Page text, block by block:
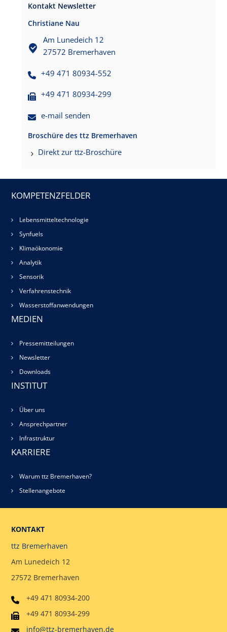
Kontakt Newsletter
Christiane Nau
Am Lunedeich 12
27572 Bremerhaven
+49 471 80934-552
+49 471 80934-299
e-mail senden
Broschüre des ttz Bremerhaven
Direkt zur ttz-Broschüre
KOMPETENZFELDER
Lebensmitteltechnologie
Synfuels
Klimaökonomie
Analytik
Sensorik
Verfahrenstechnik
Wasserstoffanwendungen
MEDIEN
Pressemitteilungen
Newsletter
Downloads
INSTITUT
Über uns
Ansprechpartner
Infrastruktur
KARRIERE
Warum ttz Bremerhaven?
Stellenangebote
KONTAKT
ttz Bremerhaven
Am Lunedeich 12
27572 Bremerhaven
+49 471 80934-200
+49 471 80934-299
info@ttz-bremerhaven.de